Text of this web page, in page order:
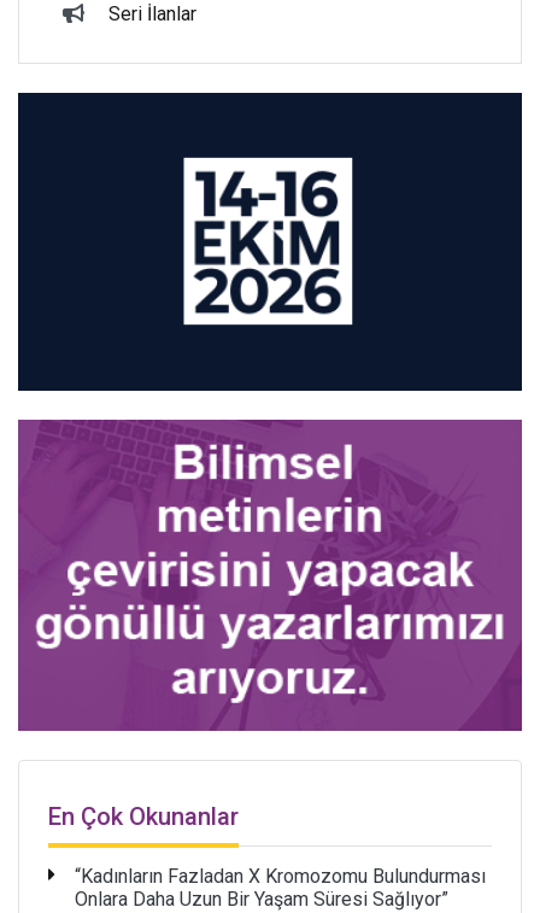
Seri İlanlar
En Çok Okunanlar
“Kadınların Fazladan X Kromozomu Bulundurması
Onlara Daha Uzun Bir Yaşam Süresi Sağlıyor”